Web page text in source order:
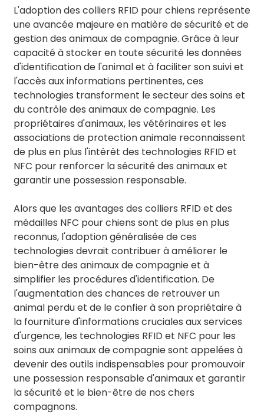
L'adoption des colliers RFID pour chiens représente
une avancée majeure en matière de sécurité et de
gestion des animaux de compagnie. Grâce à leur
capacité à stocker en toute sécurité les données
d'identification de l'animal et à faciliter son suivi et
l'accès aux informations pertinentes, ces
technologies transforment le secteur des soins et
du contrôle des animaux de compagnie. Les
propriétaires d'animaux, les vétérinaires et les
associations de protection animale reconnaissent
de plus en plus l'intérêt des technologies RFID et
NFC pour renforcer la sécurité des animaux et
garantir une possession responsable.
Alors que les avantages des colliers RFID et des
médailles NFC pour chiens sont de plus en plus
reconnus, l'adoption généralisée de ces
technologies devrait contribuer à améliorer le
bien-être des animaux de compagnie et à
simplifier les procédures d'identification. De
l'augmentation des chances de retrouver un
animal perdu et de le confier à son propriétaire à
la fourniture d'informations cruciales aux services
d'urgence, les technologies RFID et NFC pour les
soins aux animaux de compagnie sont appelées à
devenir des outils indispensables pour promouvoir
une possession responsable d'animaux et garantir
la sécurité et le bien-être de nos chers
compagnons.